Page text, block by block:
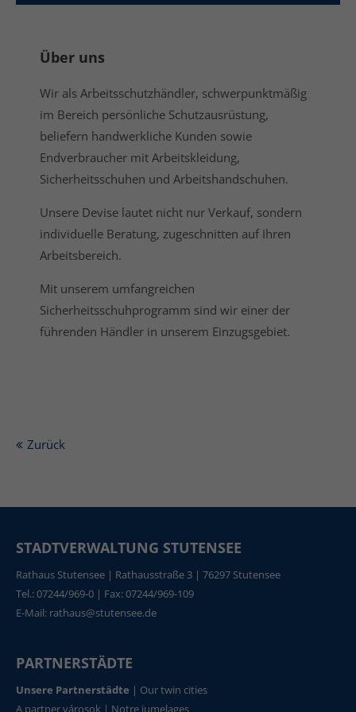
Über uns
Wir als Arbeitsschutzhändler, schwerpunktmäßig
im Bereich persönliche Schutzausrüstung,
beliefern handwerkliche Kunden sowie
Endverbraucher mit Arbeitskleidung,
Sicherheitsschuhen und Arbeitshandschuhen.
Unsere Devise lautet nicht nur Verkauf, sondern
individuelle Beratung, zugeschnitten auf Ihren
Arbeitsbereich.
Mit unserem umfangreichen
Sicherheitsschuhprogramm sind wir einer der
führenden Händler in unserem Einzugsgebiet.
Zurück
STADTVERWALTUNG STUTENSEE
Rathaus Stutensee | Rathausstraße 3 | 76297 Stutensee
Tel.: 07244/969-0 | Fax: 07244/969-109
E-Mail: rathaus@stutensee.de
PARTNERSTÄDTE
Unsere Partnerstädte | Our twin cities
A partner városok | Notre jumelages